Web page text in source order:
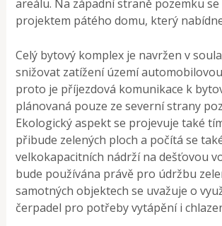
areálu. Na západní straně pozemku
projektem pátého domu, který
Celý bytový komplex je navržen v
snižovat zatížení území
proto je příjezdová komunikace k
plánovaná pouze ze severní strany
Ekologický aspekt se projevuje také
přibude zelených ploch a počítá se
velkokapacitních nádrží na dešťovou
bude používána právě pro údržbu
samotných objektech se uvažuje o
čerpadel pro potřeby vytápění i